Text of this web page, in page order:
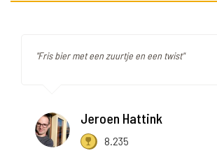
"Fris bier met een zuurtje en een twist"
Jeroen Hattink
8.235